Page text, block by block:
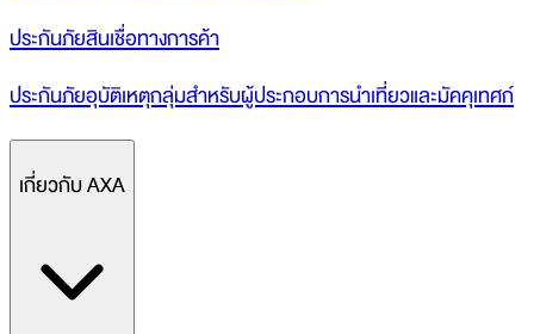
ประกันภัยสินเชื่อทางการค้า
ประกันภัยอุบัติเหตุกลุ่มสำหรับผู้ประกอบการนำเที่ยวและมัคคุเทศก์
เกี่ยวกับ AXA